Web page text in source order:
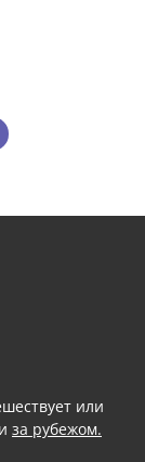
или
и за рубежом.